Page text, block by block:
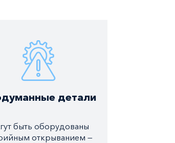
детали
быть оборудованы
открыванием —